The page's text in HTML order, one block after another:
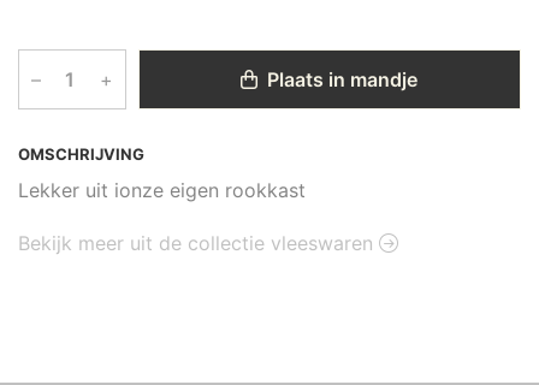
OMSCHRIJVING
Lekker uit ionze eigen rookkast
– + Plaats in mandje
Bekijk meer uit de collectie vleeswaren